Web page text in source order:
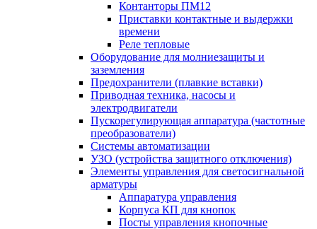
Контанторы ПМ12
Приставки контактные и выдержки
времени
Реле тепловые
Оборудование для молниезащиты и
заземления
Предохранители (плавкие вставки)
Приводная техника, насосы и
электродвигатели
Пускорегулирующая аппаратура (частотные
преобразователи)
Системы автоматизации
УЗО (устройства защитного отключения)
Элементы управления для светосигнальной
арматуры
Аппаратура управления
Корпуса КП для кнопок
Посты управления кнопочные